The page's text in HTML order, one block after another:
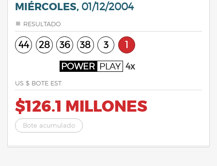
MIÉRCOLES, 01/12/2004
RESULTADO
44 28 36 38 3 1
POWER PLAY 4x
US $ BOTE EST.
$126.1 MILLONES
Bote acumulado